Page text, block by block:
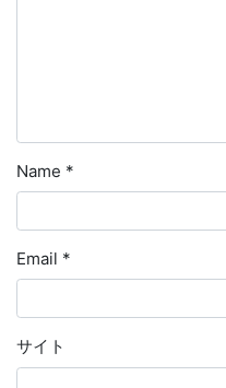
Name *
Email *
サイト